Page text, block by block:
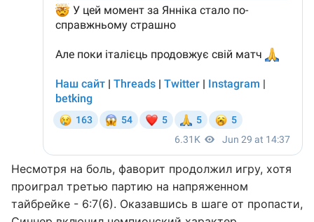
Несмотря на боль, фаворит продолжил игру, хотя
проиграл третью партию на напряженном
тайбрейке - 6:7(6). Оказавшись в шаге от пропасти,